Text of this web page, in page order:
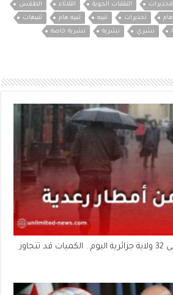
التقلبات الجوية الثلاثاء
الطقس
تحذيرات تنبيه تنبيه هام
تنبيهات
نشري نشرية
نشرية خاصة
تحذير من أمطار رعدية على 32 ولاية جزائرية اليوم.. الكميات قد تتجاوز